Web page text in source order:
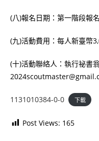
(八)報名日期：第一階段報
(九)活動費用：每人新臺幣
(十)活動聯絡人：執行祕書
1131010384-0-0 下載
Post Views: 165